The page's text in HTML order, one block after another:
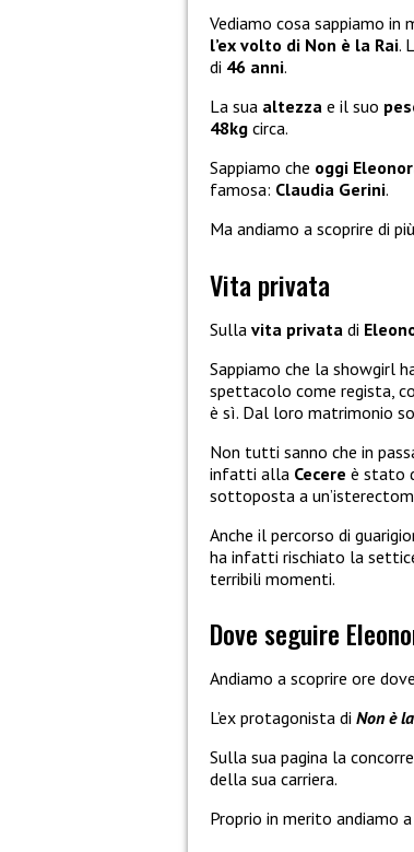
Vediamo cosa sappiamo in
l’ex volto di Non è la Rai.
di 46 anni.
La sua altezza e il suo
48kg circa.
Sappiamo che oggi
famosa: Claudia Gerini.
Ma andiamo a scoprire di
Vita privata
Sulla vita privata di
Sappiamo che la showgirl
spettacolo come regista,
è sì. Dal loro matrimonio
Non tutti sanno che in
infatti alla Cecere è stato
sottoposta a
Anche il percorso di
ha infatti rischiato la
terribili momenti.
Dove seguire
Andiamo a scoprire ore
L’ex protagonista di Non è
Sulla sua pagina la
della sua carriera.
Proprio in merito andiamo